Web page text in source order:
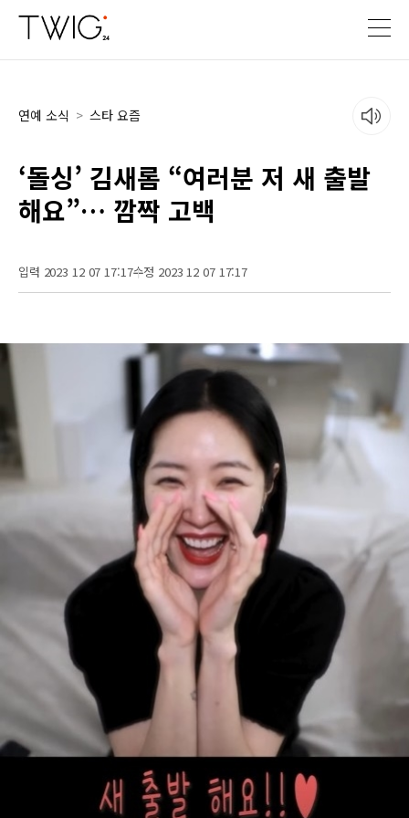
연예 소식 > 스타 요즘
‘돌싱’ 김새롬 “여러분 저 새 출발
해요”… 깜짝 고백
입력 2023 12 07 17:17수정 2023 12 07 17:17